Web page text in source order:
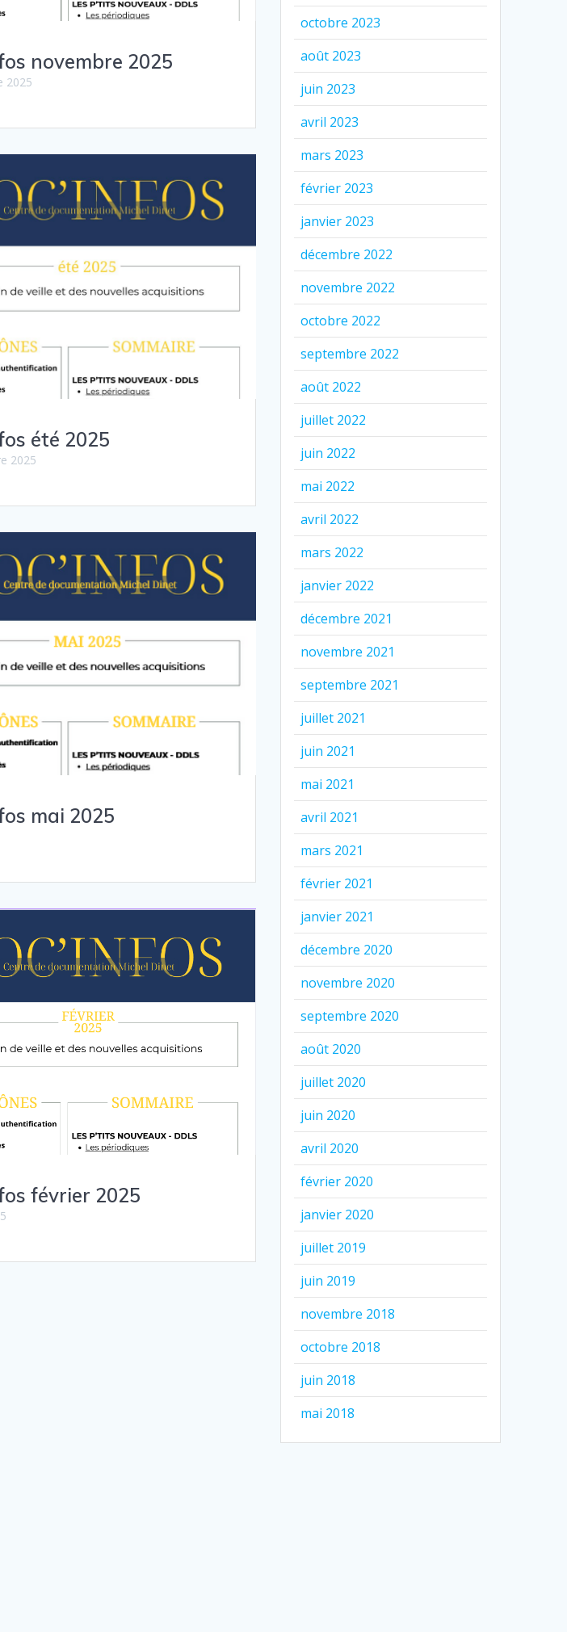
novembre 2025
2025
été 2025
2025
mai 2025
février 2025
octobre 2023
août 2023
juin 2023
avril 2023
mars 2023
février 2023
janvier 2023
décembre 2022
novembre 2022
octobre 2022
septembre 2022
août 2022
juillet 2022
juin 2022
mai 2022
avril 2022
mars 2022
janvier 2022
décembre 2021
novembre 2021
septembre 2021
juillet 2021
juin 2021
mai 2021
avril 2021
mars 2021
février 2021
janvier 2021
décembre 2020
novembre 2020
septembre 2020
août 2020
juillet 2020
juin 2020
avril 2020
février 2020
janvier 2020
juillet 2019
juin 2019
novembre 2018
octobre 2018
juin 2018
mai 2018